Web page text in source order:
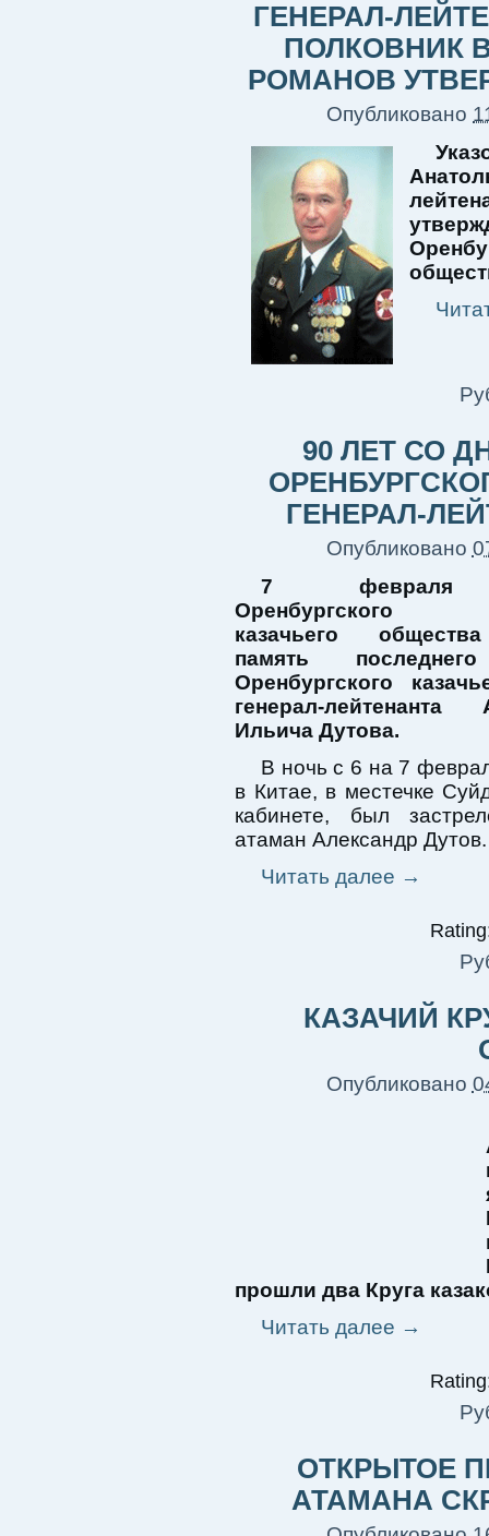
ГЕНЕРАЛ-
ПОЛКОВНИК
РОМАНОВ
Опубликовано
90 ЛЕТ СО
ГЕНЕРАЛ-
Опубликовано
7 февраля
Оренбургского
казачьего
память
Оренбургского
генерал-лейтенанта
Ильича Дутова.
В ночь с 6 на 7
в Китае, в местечке
кабинете, был
атаман Александр Дутов.
Читать далее →
КАЗАЧИЙ
Опубликовано
прошли два Круга
Читать далее →
ОТКРЫТОЕ
АТАМАНА